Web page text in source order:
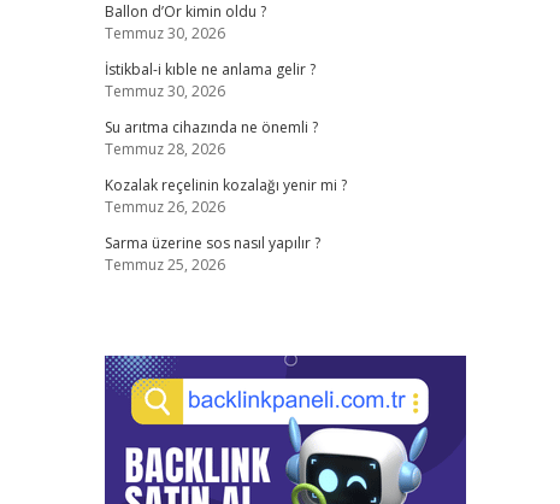
Ballon d’Or kimin oldu ?
Temmuz 30, 2026
İstikbal-i kıble ne anlama gelir ?
Temmuz 30, 2026
Su arıtma cihazında ne önemli ?
Temmuz 28, 2026
Kozalak reçelinin kozalağı yenir mi ?
Temmuz 26, 2026
Sarma üzerine sos nasıl yapılır ?
Temmuz 25, 2026